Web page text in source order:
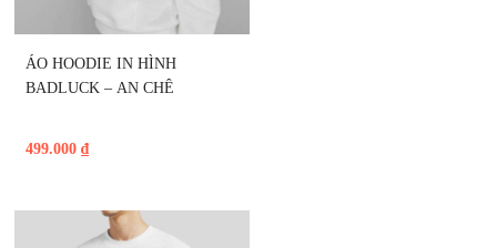
ÁO HOODIE IN HÌNH
BADLUCK – AN CHÊ
499.000 ₫